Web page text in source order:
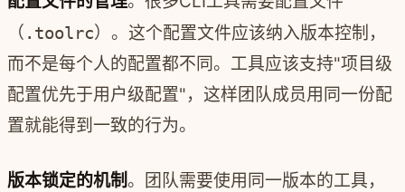
（ .toolrc）。这个配置文件应该纳入版本控制，
而不是每个人的配置都不同。工具应该支持"项目级
配置优先于用户级配置"，这样团队成员用同一份配
置就能得到一致的行为。
版本锁定的机制。团队需要使用同一版本的工具，